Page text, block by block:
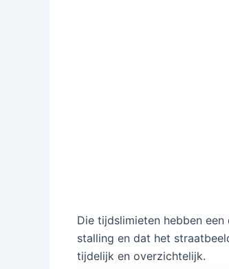
Die tijdslimieten hebben
stalling en dat het
tijdelijk en overzichtelijk.